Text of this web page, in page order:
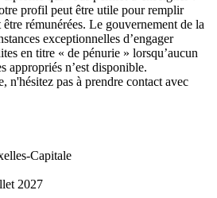
profil peut être utile pour remplir
rémunérées. Le gouvernement de la
exceptionnelles d’engager
en titre « de pénurie » lorsqu’aucun
appropriés n’est disponible.
n'hésitez pas à prendre contact avec
Capitale
2027